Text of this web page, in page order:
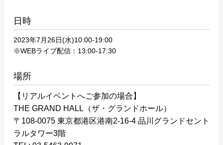
日時
2023年7月26日(水)10:00-19:00
※WEBライブ配信：13:00-17:30
場所
【リアルイベントへご参加の場合】
THE GRAND HALL（ザ・グランドホール）
〒108-0075 東京都港区港南2-16-4 品川グランドセント
ラルタワー3階